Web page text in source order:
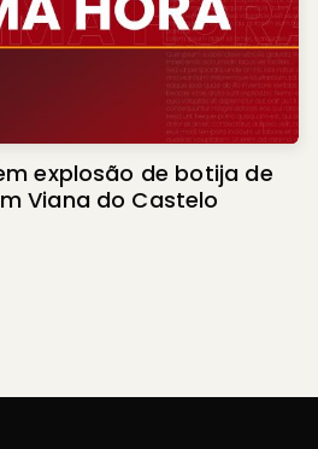
explosão de botija de
Viana do Castelo